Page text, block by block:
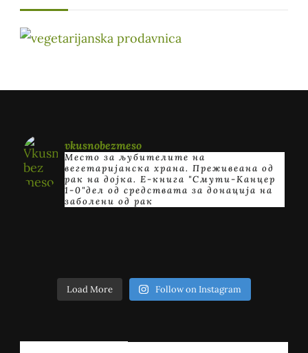
vkusnobezmeso
Место за љубителите на
вегетаријанска храна. Преживеана од
рак на дојка. E-книга "Смути-Канцер
1-0"дел од средствата за донација на
заболени од рак
Load More Follow on Instagram